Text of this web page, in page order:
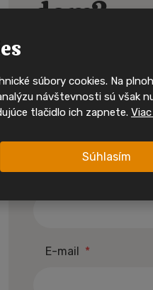
dom?
Meno a priezvisko *
Telefónne číslo *
E-mail *
súbory cookies. Na
návštevnosti sú však
tlačidlo ich zapnete.
Súhlasím
Ty nejzajímavější mobilní domy
svého majitele velmi rychle.
sociálních sítích a mějte
Sledujte nás na